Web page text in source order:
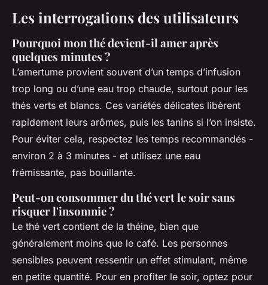
Les interrogations des utilisateurs
Pourquoi mon thé devient-il amer après
quelques minutes ?
L’amertume provient souvent d’un temps d’infusion
trop long ou d’une eau trop chaude, surtout pour les
thés verts et blancs. Ces variétés délicates libèrent
rapidement leurs arômes, puis les tanins si l’on insiste.
Pour éviter cela, respectez les temps recommandés -
environ 2 à 3 minutes - et utilisez une eau
frémissante, pas bouillante.
Peut-on consommer du thé vert le soir sans
risquer l'insomnie ?
Le thé vert contient de la théine, bien que
généralement moins que le café. Les personnes
sensibles peuvent ressentir un effet stimulant, même
en petite quantité. Pour en profiter le soir, optez pour